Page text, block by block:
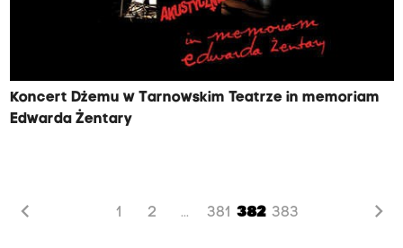
Koncert Dżemu w Tarnowskim Teatrze in memoriam
Edwarda Żentary
chevron_left 1 2 ... 381 382 383 chevron_right